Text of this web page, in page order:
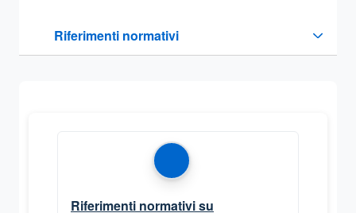
Riferimenti normativi
Sezione compressa
Riferimenti normativi su